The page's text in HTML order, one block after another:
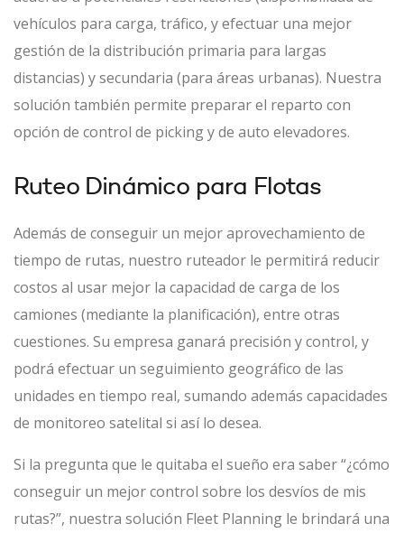
vehículos para carga, tráfico, y efectuar una mejor
gestión de la distribución primaria para largas
distancias) y secundaria (para áreas urbanas). Nuestra
solución también permite preparar el reparto con
opción de control de picking y de auto elevadores.
Ruteo Dinámico para Flotas
Además de conseguir un mejor aprovechamiento de
tiempo de rutas, nuestro ruteador le permitirá reducir
costos al usar mejor la capacidad de carga de los
camiones (mediante la planificación), entre otras
cuestiones. Su empresa ganará precisión y control, y
podrá efectuar un seguimiento geográfico de las
unidades en tiempo real, sumando además capacidades
de monitoreo satelital si así lo desea.
Si la pregunta que le quitaba el sueño era saber “¿cómo
conseguir un mejor control sobre los desvíos de mis
rutas?”, nuestra solución Fleet Planning le brindará una